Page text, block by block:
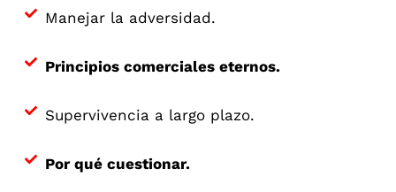
Manejar la adversidad.
Principios comerciales eternos.
Supervivencia a largo plazo.
Por qué cuestionar.